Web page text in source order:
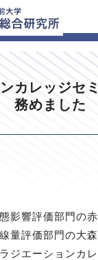
カレッジセ
務めました
影響評価部門の赤
量評価部門の大森
ジエーションカレ